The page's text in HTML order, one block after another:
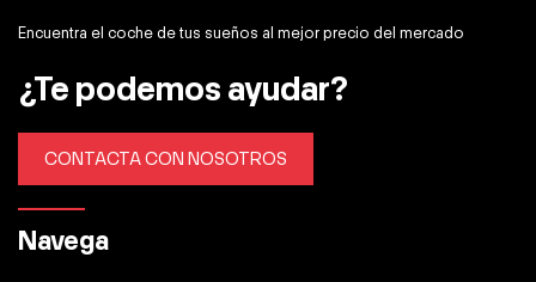
Encuentra el coche de tus sueños al mejor precio del mercado
¿Te podemos ayudar?
CONTACTA CON NOSOTROS
Navega